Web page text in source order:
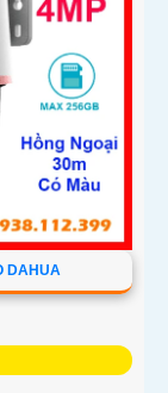
DAHUA